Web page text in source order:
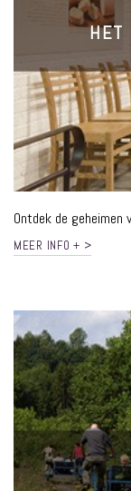
HET
Ontdek de geheimen
MEER INFO + >